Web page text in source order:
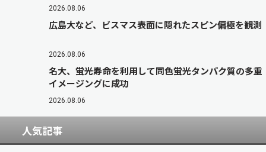
2026.08.06
広島大など、ビスマス表面に隠れたスピン偏極を観測
2026.08.06
名大、蛍光寿命を利用して同色蛍光タンパク質の多重
イメージングに成功
2026.08.06
人気記事